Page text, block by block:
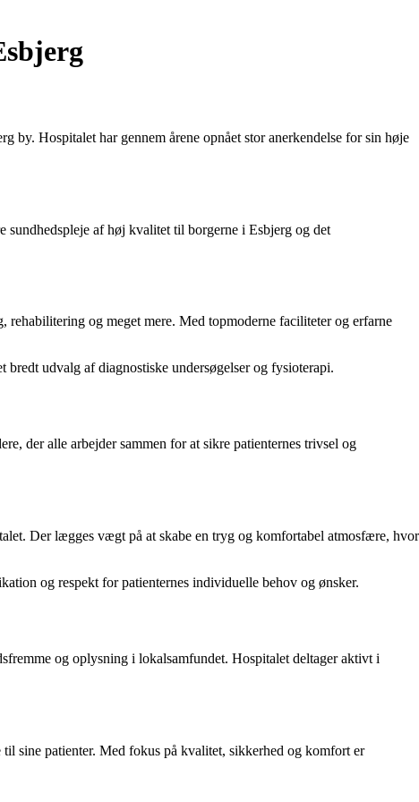
by. Hospitalet har gennem årene opnået stor anerkendelse for sin høje
af høj kvalitet til borgerne i Esbjerg og det
og meget mere. Med topmoderne faciliteter og erfarne
udvalg af diagnostiske undersøgelser og fysioterapi.
der alle arbejder sammen for at sikre patienternes trivsel og
Der lægges vægt på at skabe en tryg og komfortabel atmosfære, hvor
og respekt for patienternes individuelle behov og ønsker.
og oplysning i lokalsamfundet. Hospitalet deltager aktivt i
sine patienter. Med fokus på kvalitet, sikkerhed og komfort er